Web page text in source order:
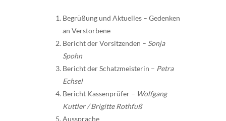
Begrüßung und Aktuelles – Gedenken
an Verstorbene
Bericht der Vorsitzenden – Sonja
Spohn
Bericht der Schatzmeisterin – Petra
Echsel
Bericht Kassenprüfer – Wolfgang
Kuttler / Brigitte Rothfuß
Aussprache